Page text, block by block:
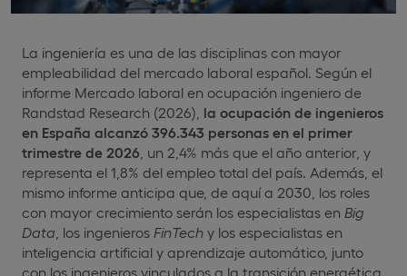
La ingeniería es una de las disciplinas con mayor
empleabilidad del mercado laboral español. Según el
informe Mercado laboral en ocupación ingeniero de
Randstad Research (2026), la ocupación de ingenieros
en España alcanzó 396.343 personas en el primer
trimestre de 2026 , un 2,4% más que el año anterior, y
representa el 1,8% del empleo total del país. Además, el
mismo informe anticipa que, de aquí a 2030, los roles
con mayor crecimiento serán los especialistas en Big
Data , los ingenieros FinTech y los especialistas en
inteligencia artificial y aprendizaje automático, junto
con los ingenieros vinculados a la transición energética.